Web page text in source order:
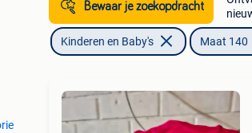
Bewaar je zoekopdracht
Kinderen en Baby's Maat 140